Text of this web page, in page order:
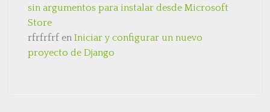
sin argumentos para instalar desde Microsoft
Store
rfrfrfrf en Iniciar y configurar un nuevo
proyecto de Django